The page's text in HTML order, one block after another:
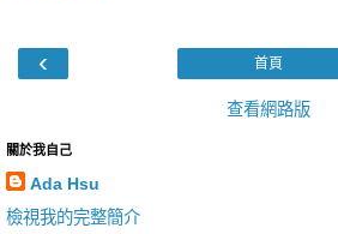
‹ 首頁
查看網路版
關於我自己
Ada Hsu
檢視我的完整簡介